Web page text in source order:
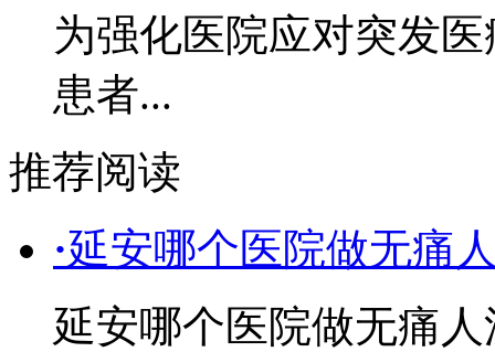
为强化医院应对突发
患者...
推荐阅读
·延安哪个医院做无痛
延安哪个医院做无痛